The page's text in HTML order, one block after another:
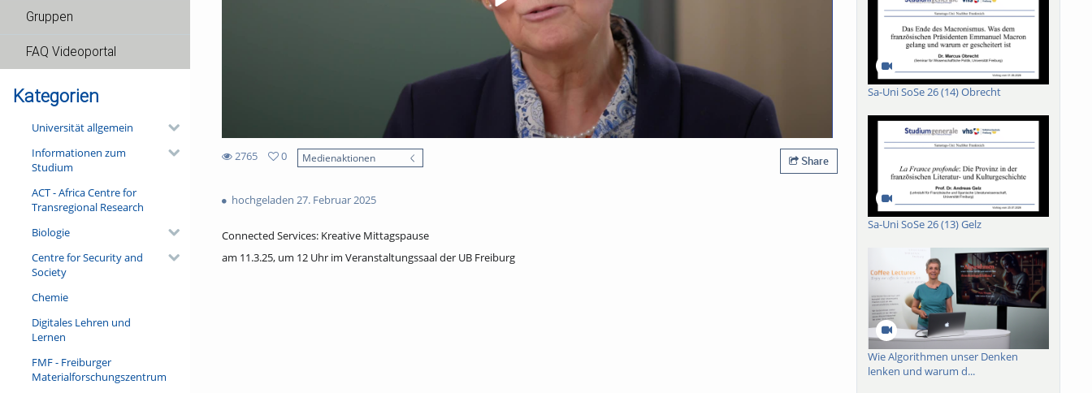
Gruppen
FAQ Videoportal
Kategorien
Universität allgemein
Informationen zum
Studium
ACT - Africa Centre for
Transregional Research
Biologie
Centre for Security and
Society
Chemie
Digitales Lehren und
Lernen
FMF - Freiburger
Materialforschungszentrum
2765
views
0
Medienaktionen Share
hochgeladen 27. Februar 2025
Connected Services: Kreative Mittagspause
am 11.3.25, um 12 Uhr im Veranstaltungssaal der UB Freiburg
Sa-Uni SoSe 26 (14) Obrecht
Sa-Uni SoSe 26 (13) Gelz
Wie Algorithmen unser Denken
lenken und warum d...